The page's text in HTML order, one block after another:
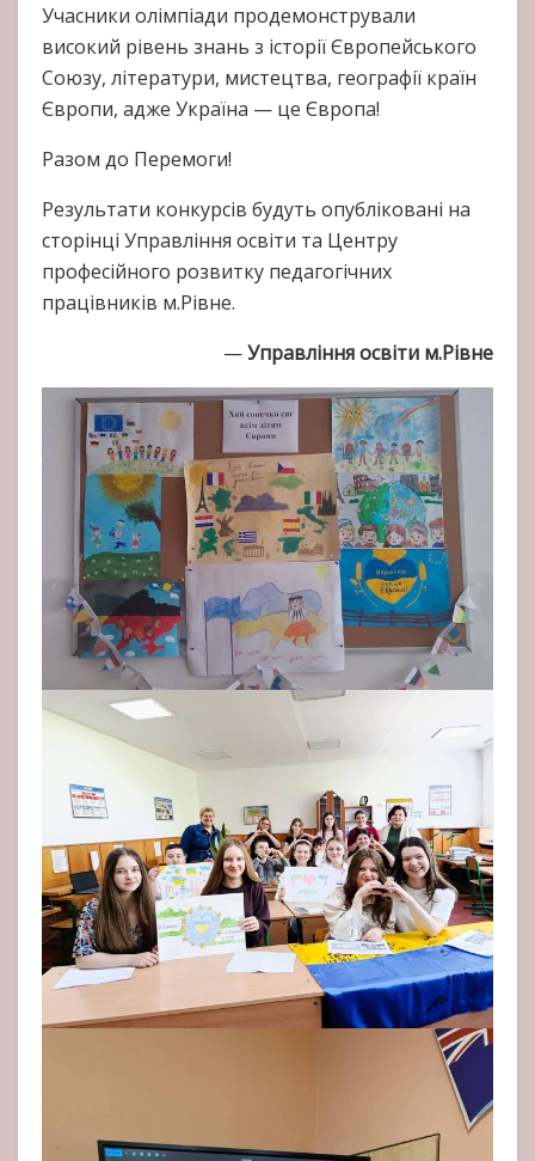
Учасники олімпіади продемонстрували
високий рівень знань з історії Європейського
Союзу, літератури, мистецтва, географії країн
Європи, адже Україна — це Європа!
Разом до Перемоги!
Результати конкурсів будуть опубліковані на
сторінці Управління освіти та Центру
професійного розвитку педагогічних
працівників м.Рівне.
—Управління освіти м.Рівне